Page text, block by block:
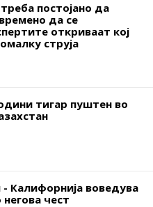
постојано да
да се
откриваат кој
струја
тигар пуштен во
Калифорнија воведува
чест